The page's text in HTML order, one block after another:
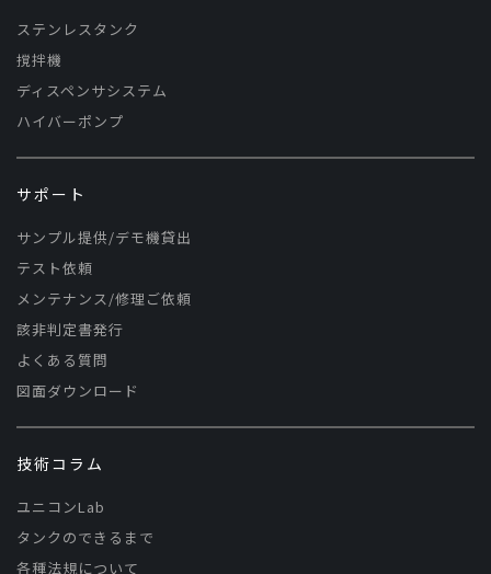
ステンレスタンク
撹拌機
ディスペンサシステム
ハイバーポンプ
サポート
サンプル提供/デモ機貸出
テスト依頼
メンテナンス/修理ご依頼
該非判定書発行
よくある質問
図面ダウンロード
技術コラム
ユニコンLab
タンクのできるまで
各種法規について